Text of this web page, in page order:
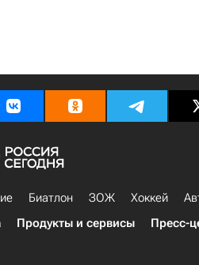
Биатлон ЗОЖ Хоккей
Продукты и сервисы Пресс-